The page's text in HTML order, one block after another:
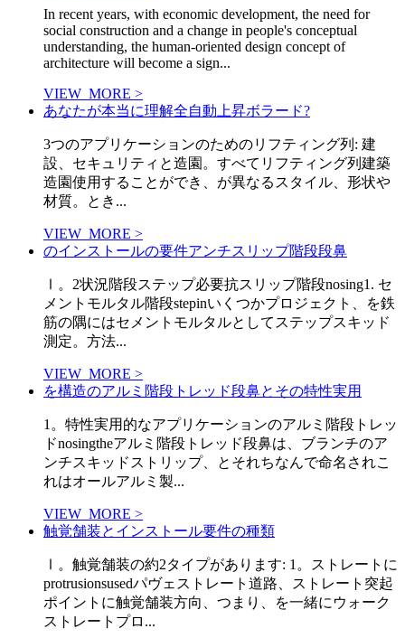
In recent years, with economic development, the need for
social construction and a change in people's conceptual
understanding, the human-oriented design concept of
architecture will become a sign...
VIEW_MORE >
あなたが本当に理解全自動上昇ボラード?
3つのアプリケーションのためのリフティング列: 建
設、セキュリティと造園。すべてリフティング列建築
造園使用することができ、が異なるスタイル、形状や
材質。とき...
VIEW_MORE >
のインストールの要件アンチスリップ階段段鼻
Ⅰ。2状況階段ステップ必要抗スリップ階段nosing1. セ
メントモルタル階段stepinいくつかプロジェクト、を鉄
筋の隅にはセメントモルタルとしてステップスキッド
測定。方法...
VIEW_MORE >
を構造のアルミ階段トレッド段鼻とその特性実用
1。特性実用的なアプリケーションのアルミ階段トレッ
ドnosingtheアルミ階段トレッド段鼻は、ブランチのア
ンチスキッドストリップ、とそれちなんで命名されこ
れはオールアルミ製...
VIEW_MORE >
触覚舗装とインストール要件の種類
Ⅰ。触覚舗装の約2タイプがあります: 1。ストレートに
protrusionsusedパヴェストレート道路、ストレート突起
ポイントに触覚舗装方向、つまり、を一緒にウォーク
ストレートプロ...